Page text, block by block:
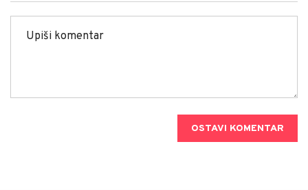
OSTAVI KOMENTAR